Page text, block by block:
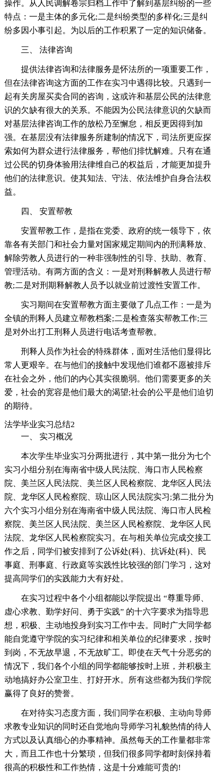
操作。从人民调解卷宗归档工作中了解到基层纠纷的一些
特点：一是主体的多元化;二是纠纷类型的多样化;三是纠
纷多因小事引起。为以后的工作积累了一定的知识储备。
三、 法律咨询
提供法律咨询和法律服务是怀法所的一项重要工作，
但在法律咨询这方面的工作在实习中遇得比较。只遇到一
起有关房屋买卖合同的咨询，这或许和基层公民的法律意
识的欠缺有很大的关系。不能因为公民法律意识的欠缺而
对基层法律咨询工作的放松乃至懈怠，相反更因得到加
强。在基层没有法律服务所建制的情况下，司法所更应探
索如何为群众进行法律服务，帮他们排忧解难。只有在通
过公民的切身体验用法律维自己的权益后，才能更加提升
他们的法律意识。使其知法、守法、依法维护自身合法权
益。
四、 安置帮教
安置帮教工作，是指在党委、政府的统一领导下，依
靠各有关部门和社会力量对国家规定期间内的刑满释放、
解除劳教人员进行的一种非强制性的引导、扶助、教育、
管理活动。有两方面的含义：一是对刑释解教人员进行帮
教;二是对刑期释解教人员予以就业前过渡性安置工作。
实习期间在安置帮教方面主要做了几点工作：一是为
全镇的刑释人员建立帮教档案;二是检查落实帮教工作;三
是对外出打工刑释人员进行电话考查帮教。
刑释人员作为社会的特殊群体，面对生活他们显得比
常人更艰辛。在与他们的接触中发现他们谁都不愿被排斥
在社会之外，他们的内心其实很脆弱。他们需要更多的关
爱，社会的宽容是他们最大的渴望;社会的公平是他们迫切
的期待。
法学毕业实习总结2
一、 实习概况
本次学生毕业实习分两批进行，其中第一批分为七个
实习小组分别在海南省中级人民法院、海口市人民检察
院、美兰区人民法院、美兰区人民检察院、龙华区人民法
院、龙华区人民检察院、琼山区人民法院实习;第二批分为
六个实习小组分别在海南省中级人民法院、海口市人民检
察院、美兰区人民法院、美兰区人民检察院、龙华区人民
法院、龙华区人民检察院实习。在与相关单位完成交接工
作之后，同学们被安排到了公诉处(科)、抗诉处(科)、民
事庭、刑事庭、行政庭等实践性比较强的部门学习，这对
提高同学们的实践能力大有好处。
在实习过程中各个小组都能以学院提出 “尊重导师、
虚心求教、勤学好问、勇于实践” 的十六字要求为指导思
想，积极、主动地投身到实习工作中去。同时广大同学都
能自觉遵守学院的实习纪律和相关单位的纪律要求，按时
到岗，不无故早退，不无故旷工。即使在天气十分恶劣的
情况下，我们各个小组的同学都能够按时上班，并积极主
动地搞好办公室卫生、打好开水。所有这些都为我们学院
赢得了良好的赞誉。
在对待实习态度方面，我们同学在积极、主动向导师
求教专业知识的同时还自觉地向导师学习礼貌热情的待人
方式以及认真细心的办事精神。虽然每天的工作量都非常
大，而且工作也十分繁琐，但我们很多同学都时刻保持着
很高的积极性和工作热情，这是十分难能可贵的!